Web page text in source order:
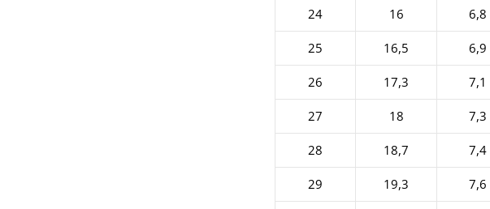
24 16 6,8
25 16,5 6,9
26 17,3 7,1
27 18 7,3
28 18,7 7,4
29 19,3 7,6